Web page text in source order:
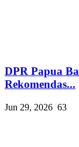
DPR Papua
Rekomendas...
Jun 29, 2026 63